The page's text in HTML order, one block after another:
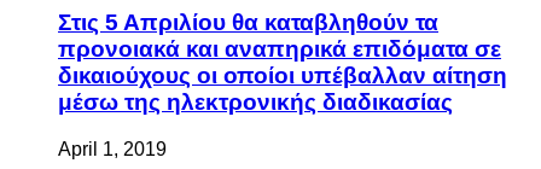
Στις 5 Απριλίου θα καταβληθούν τα
προνοιακά και αναπηρικά επιδόματα σε
δικαιούχους οι οποίοι υπέβαλλαν αίτηση
μέσω της ηλεκτρονικής διαδικασίας
April 1, 2019